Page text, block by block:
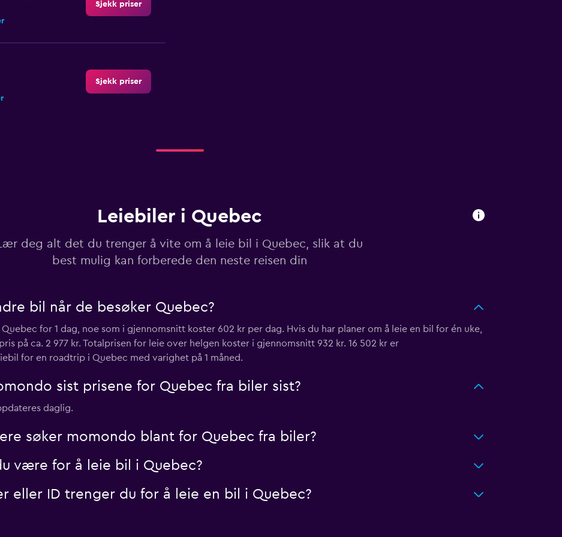
Sjekk priser
Sjekk priser
Sjekk priser
Sjekk priser
Leiebiler i Quebec
deg alt det du trenger å vite om å leie bil i Quebec, slik at du
best mulig kan forberede den neste reisen din
bil når de besøker Quebec?
for 1 dag, noe som i gjennomsnitt koster 602 kr per dag. Hvis du har planer om å leie en bil for én uke,
på ca. 2 977 kr. Totalprisen for leie over helgen koster i gjennomsnitt 932 kr. 16 502 kr er
for en roadtrip i Quebec med varighet på 1 måned.
sist prisene for Quebec fra biler sist?
daglig.
søker momondo blant for Quebec fra biler?
være for å leie bil i Quebec?
eller ID trenger du for å leie en bil i Quebec?